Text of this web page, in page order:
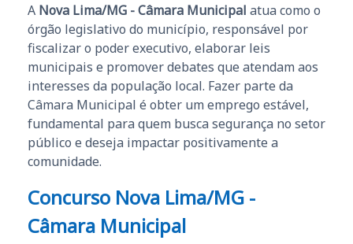
A Nova Lima/MG - Câmara Municipal atua como o
órgão legislativo do município, responsável por
fiscalizar o poder executivo, elaborar leis
municipais e promover debates que atendam aos
interesses da população local. Fazer parte da
Câmara Municipal é obter um emprego estável,
fundamental para quem busca segurança no setor
público e deseja impactar positivamente a
comunidade.
Concurso Nova Lima/MG -
Câmara Municipal